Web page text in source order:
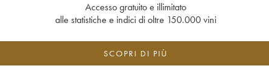
Accesso gratuito e illimitato
alle statistiche e indici di oltre 150.000 vini
SCOPRI DI PIÙ